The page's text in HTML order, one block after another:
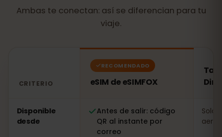
Ambas te conectan: así se diferencian para tu
viaje.
CRITERIO
RECOMENDADO
eSIM de eSIMFOX
Disponible
desde
Antes de salir: código
QR al instante por
correo
Solo